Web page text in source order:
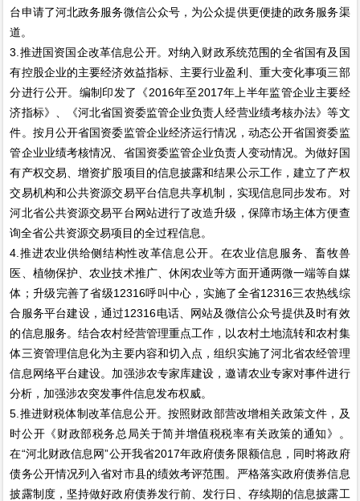
台申请了河北政务服务微信公众号，为公众提供更便捷的政务服务渠
道。
3.推进国资国企改革信息公开。对纳入财政系统范围的全省国有及国
有控股企业的主要经济效益指标、主要行业盈利、重大变化事项三部
分进行公开。编制印发了《2016年至2017年上半年监管企业主要经
济指标》、《河北省国资委监管企业负责人经营业绩考核办法》等文
件。按月公开省国资委监管企业经济运行情况，动态公开省国资委监
管企业业绩考核情况、省国资委监管企业负责人变动情况。为做好国
有产权交易、增资扩股项目的信息披露和结果公示工作，建立了产权
交易机构和公共资源交易平台信息共享机制，实现信息同步发布。对
河北省公共资源交易平台网站进行了改造升级，保障市场主体方便查
询全省公共资源交易项目的全过程信息。
4.推进农业供给侧结构性改革信息公开。在农业信息服务、畜牧兽
医、植物保护、农业技术推广、休闲农业等方面开通两微一端等自媒
体；升级完善了省级12316呼叫中心，实施了全省12316三农热线综
合服务平台建设，通过12316电话、网站及微信公众号提供及时有效
的信息服务。结合农村经营管理重点工作，以农村土地流转和农村集
体三资管理信息化为主要内容和切入点，组织实施了河北省农经管理
信息网络平台建设。加强涉农专家库建设，邀请农业专家对事件进行
分析，加强涉农突发事件信息发布权威。
5.推进财税体制改革信息公开。按照财政部营改增相关政策文件，及
时公开《财政部税务总局关于简并增值税税率有关政策的通知》。
在“河北财政信息网”公开我省2017年政府债务限额信息，同时将政府
债务公开情况列入省对市县的绩效考评范围。严格落实政府债券信息
披露制度，坚持做好政府债券发行前、发行日、存续期的信息披露工